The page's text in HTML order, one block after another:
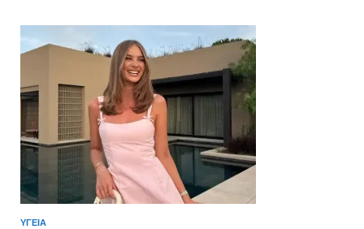
o
o
t
σ
τε
ίτ
ε
ΥΓΕΙΑ